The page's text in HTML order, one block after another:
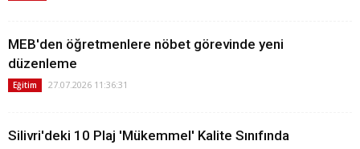
MEB'den öğretmenlere nöbet görevinde yeni
düzenleme
Eğitim 27.07.2026 11:36:31
Silivri'deki 10 Plaj 'Mükemmel' Kalite Sınıfında